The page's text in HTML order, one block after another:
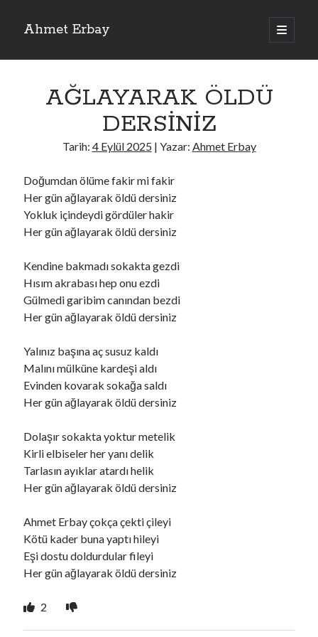
Ahmet Erbay
ana
menüyü
Yan
Menü
ELİF BENİ BIRAKMA
YALAN DEMEM HARAM YEMEM
Son Yorumlar
BAĞIŞLA ADINIiçin dario72
BAĞIŞLA ADINIiçinfoodie22
BAĞIŞLA ADINIiçinZoe72
BAĞIŞLA ADINI içindailyLinda1997
Ara
AĞLAYARAK ÖLDÜ
DERSİNİZ
Tarih: 4 Eylül 2025 | Yazar: Ahmet Erbay
Doğumdan ölüme fakir mi fakir
Her gün ağlayarak öldü dersiniz
Yokluk içindeydi gördüler hakir
Her gün ağlayarak öldü dersiniz
Kendine bakmadı sokakta gezdi
Hısım akrabası hep onu ezdi
Gülmedi garibim canından bezdi
Her gün ağlayarak öldü dersiniz
Yalınız başına aç susuz kaldı
Malını mülküne kardeşi aldı
Evinden kovarak sokağa saldı
Her gün ağlayarak öldü dersiniz
Dolaşır sokakta yoktur metelik
Kirli elbiseler her yanı delik
Tarlasın ayıklar atardı helik
Her gün ağlayarak öldü dersiniz
Ahmet Erbay çokça çekti çileyi
Kötü kader buna yaptı hileyi
Eşi dostu doldurdular fileyi
Her gün ağlayarak öldü dersiniz
2